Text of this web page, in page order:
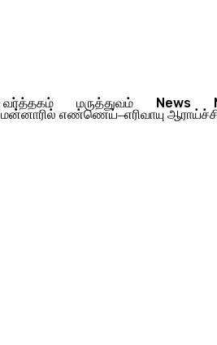
வர்த்தகம் மருத்துவம் News
மன்னாரில் எண்ணெய்–எரிவாயு